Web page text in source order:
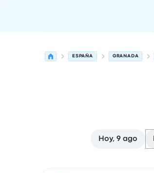
ESPAÑA GRANADA
Hoy, 9 ago